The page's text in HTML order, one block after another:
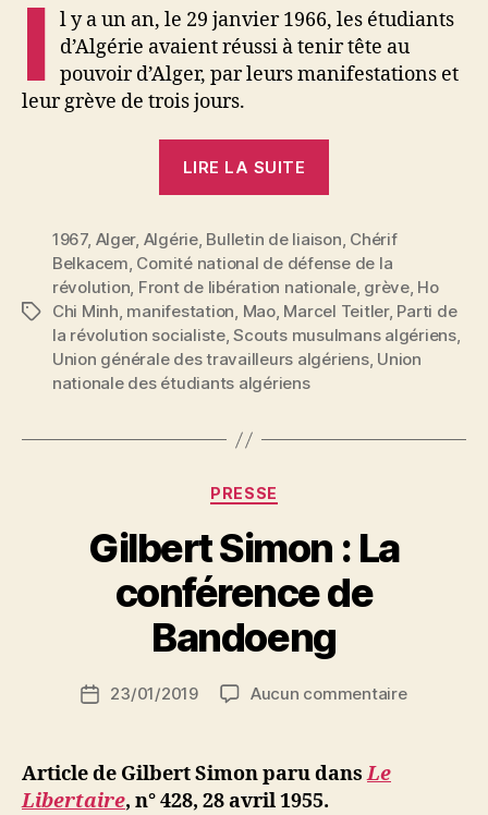
I l y a un an, le 29 janvier 1966, les étudiants
d’Algérie avaient réussi à tenir tête au
pouvoir d’Alger, par leurs manifestations et
leur grève de trois jours.
LIRE LA SUITE
un
an,
les
étudiants
manifestaient
Étiquettes
1967, Alger, Algérie, Bulletin de liaison, Chérif
Belkacem, Comité national de défense de la
révolution, Front de libération nationale, grève, Ho
Chi Minh, manifestation, Mao, Marcel Teitler, Parti de
la révolution socialiste,Scouts musulmans algériens,
Union générale des travailleurs algériens, Union
nationale des étudiants algériens
Catégories
PRESSE
Gilbert Simon : La
conférence de
Bandoeng
a
S
N
ji
b
Date23/01/2019 Aucun commentairesur
Article de Gilbert Simon paru dansLe
Libertaire, n° 428, 28 avril 1955.